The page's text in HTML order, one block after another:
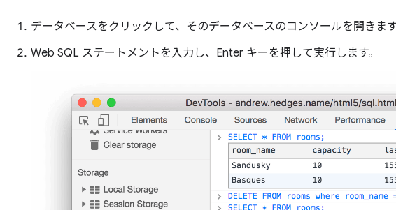
データベースをクリックして、そのデータベースのコンソールを開きま
Web SQL ステートメントを入力し、Enter キーを押して実行します。